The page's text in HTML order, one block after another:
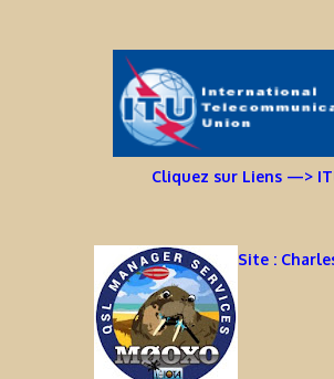
Cliquez sur Liens —>
Site :